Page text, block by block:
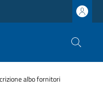
albo fornitori